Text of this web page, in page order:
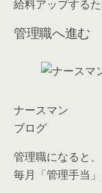
給料アップする
管理職へ進む
ナースマン
ブログ
管理職になると、
毎月「管理手当」